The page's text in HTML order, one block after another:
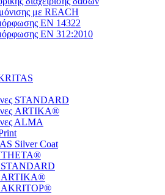
με REACH
EN 14322
EN 312:2010
STANDARD
ARTIKA®
ΑLMA
Silver Coat
STANDARD
ARTIKA®
AKRITOP®